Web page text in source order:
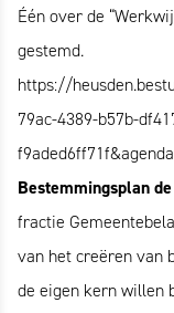
Één over de
gestemd.
https://
79ac-4389-b57b-
Bestemmingsplan
fractie
van het creëren van
de eigen kern willen